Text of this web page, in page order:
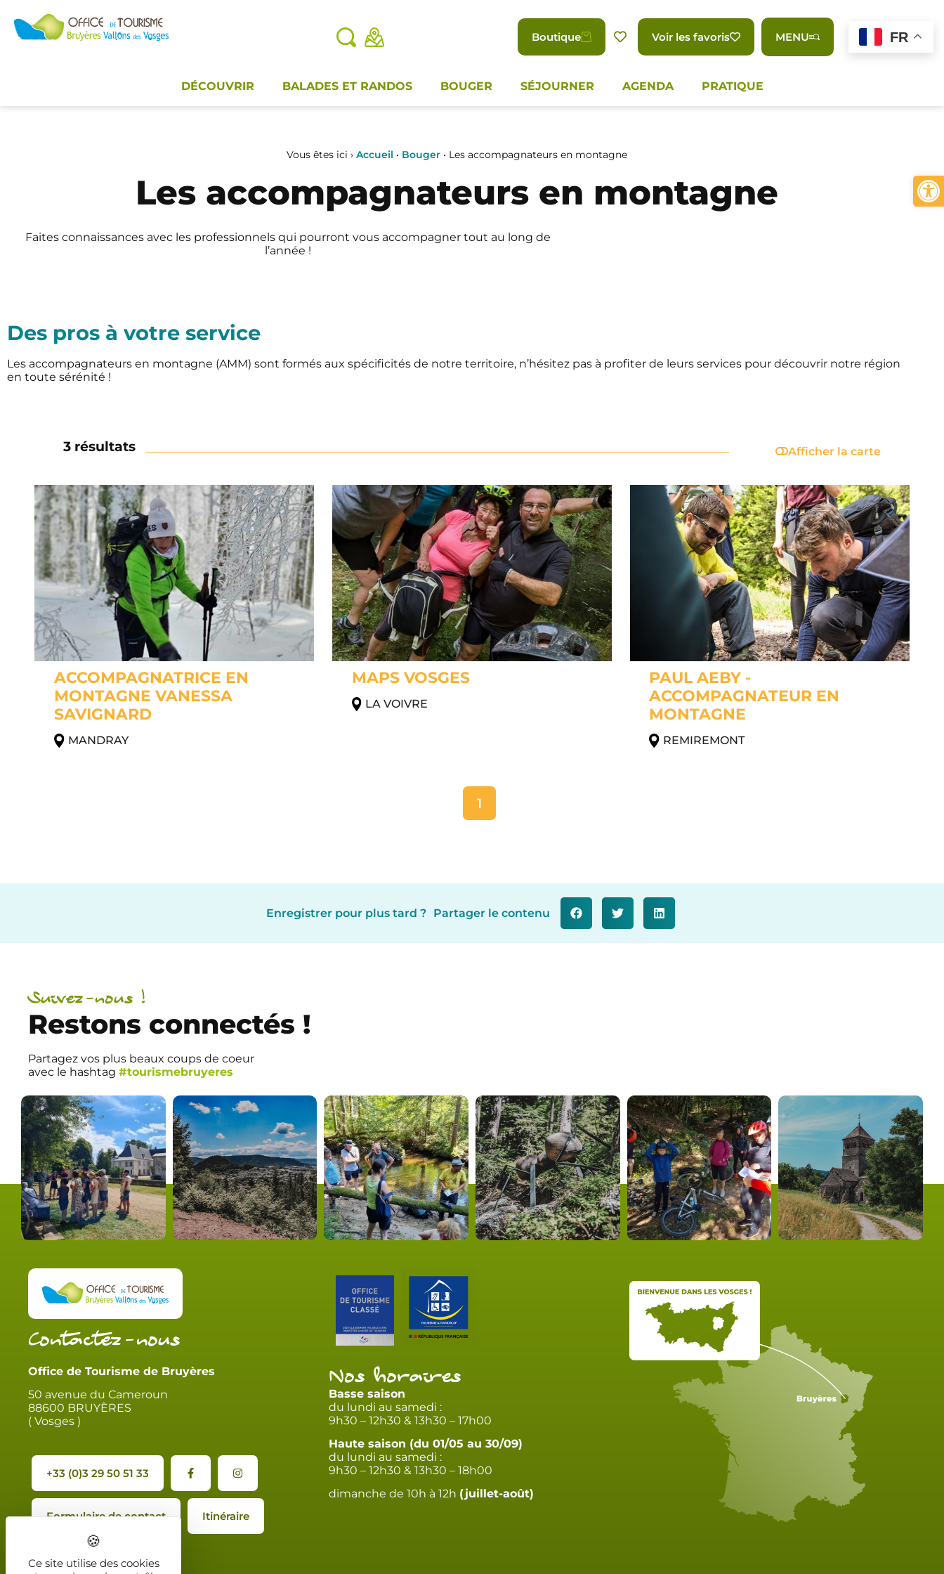
Boutique Voir les favoris MENU FR
DÉCOUVRIR BALADES ET RANDOS BOUGER SÉJOURNER AGENDA PRATIQUE
Vous êtes ici › Accueil • Bouger• Les accompagnateurs en montagne
Les accompagnateurs en montagne
Faites connaissances avec les professionnels qui pourront vous accompagner tout au long de
l’année !
Des pros à votre service
Les accompagnateurs en montagne (AMM) sont formés aux spécificités de notre territoire, n’hésitez pas à profiter de leurs services pour découvrir notre région
en toute sérénité !
3 résultats Afficher la carte
ACCOMPAGNATRICE EN
MONTAGNE VANESSA
SAVIGNARD
MANDRAY
MAPS VOSGES
LA VOIVRE
PAUL AEBY -
ACCOMPAGNATEUR EN
MONTAGNE
REMIREMONT
1
Enregistrer pour plus tard ? Partager le contenu
Suivez-nous !
Restons connectés !
Partagez vos plus beaux coups de coeur
avec le hashtag #tourismebruyeres
Contactez-nous
Office de Tourisme de Bruyères
50 avenue du Cameroun
88600 BRUYÈRES
( Vosges )
+33 (0)3 29 50 51 33
Formulaire de contact Itinéraire
Nos horaires
Basse saison
du lundi au samedi :
9h30 – 12h30 & 13h30 – 17h00
Haute saison (du 01/05 au 30/09)
du lundi au samedi :
9h30 – 12h30 & 13h30 – 18h00
dimanche de 10h à 12h (juillet-août)
Ce site utilise des cookies